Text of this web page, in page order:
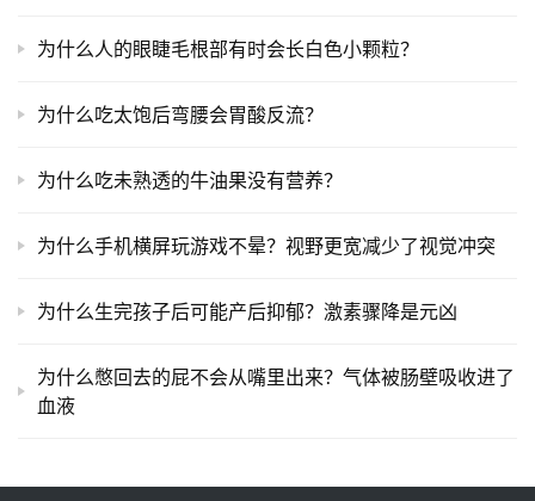
为什么人的眼睫毛根部有时会长白色小颗粒？
为什么吃太饱后弯腰会胃酸反流？
为什么吃未熟透的牛油果没有营养？
为什么手机横屏玩游戏不晕？视野更宽减少了视觉冲突
为什么生完孩子后可能产后抑郁？激素骤降是元凶
为什么憋回去的屁不会从嘴里出来？气体被肠壁吸收进了
血液